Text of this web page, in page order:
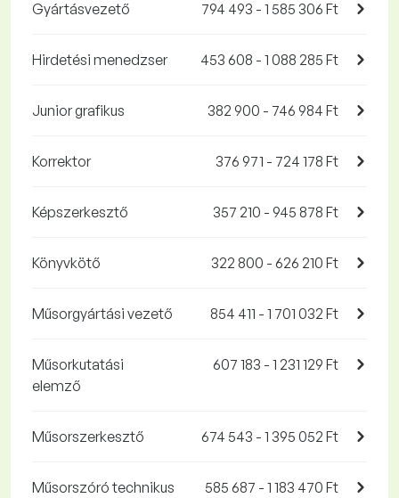
Gyártásvezető 794 493 - 1 585 306 Ft
Hirdetési menedzser 453 608 - 1 088 285 Ft
Junior grafikus 382 900 - 746 984 Ft
Korrektor 376 971 - 724 178 Ft
Képszerkesztő 357 210 - 945 878 Ft
Könyvkötő 322 800 - 626 210 Ft
Műsorgyártási vezető 854 411 - 1 701 032 Ft
Műsorkutatási
elemző
607 183 - 1 231 129 Ft
Műsorszerkesztő 674 543 - 1 395 052 Ft
Műsorszóró technikus 585 687 - 1 183 470 Ft